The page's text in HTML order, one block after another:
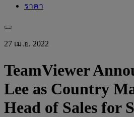
ราคา
27 เม.ย. 2022
TeamViewer
Lee as Country
Head of Sales for